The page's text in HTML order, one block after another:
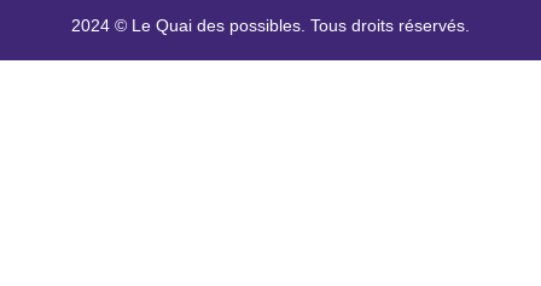
2024 © Le Quai des possibles. Tous droits réservés.